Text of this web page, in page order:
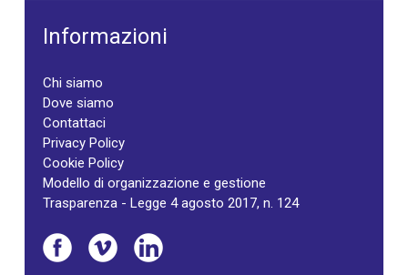
Informazioni
Chi siamo
Dove siamo
Contattaci
Privacy Policy
Cookie Policy
Modello di organizzazione e gestione
Trasparenza - Legge 4 agosto 2017, n. 124